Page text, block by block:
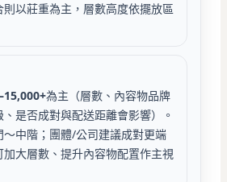
以莊重為主，層數高度依擺放區
為主（層數、內容物品牌
是否成對與配送距離會影響）。
～中階；團體/公司建議成對更端
加大層數、提升內容物配置作主視